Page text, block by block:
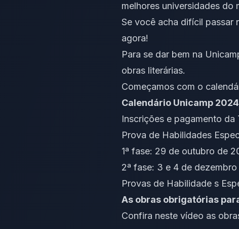
melhores universidades do
Se você acha difícil passar
agora!
Para se dar bem na
obras literárias.
Começamos com o
Calendário Unicamp 2024
Inscrições e pagamento
Prova de Habilidades
1ª fase: 29 de outubro de
2ª fase: 3 e 4 de
Provas de Habilidade s
As obras obrigatórias
Confira neste vídeo as